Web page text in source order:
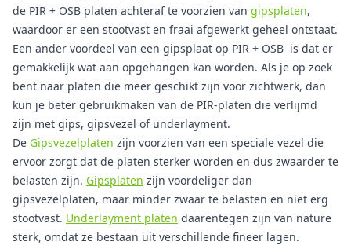
de PIR + OSB platen achteraf te voorzien van gipsplaten,
waardoor er een stootvast en fraai afgewerkt geheel ontstaat.
Een ander voordeel van een gipsplaat op PIR + OSB is dat er
gemakkelijk wat aan opgehangen kan worden. Als je op zoek
bent naar platen die meer geschikt zijn voor zichtwerk, dan
kun je beter gebruikmaken van de PIR-platen die verlijmd
zijn met gips, gipsvezel of underlayment.
De Gipsvezelplaten zijn voorzien van een speciale vezel die
ervoor zorgt dat de platen sterker worden en dus zwaarder te
belasten zijn. Gipsplaten zijn voordeliger dan
gipsvezelplaten, maar minder zwaar te belasten en niet erg
stootvast. Underlayment platen daarentegen zijn van nature
sterk, omdat ze bestaan uit verschillende fineer lagen.